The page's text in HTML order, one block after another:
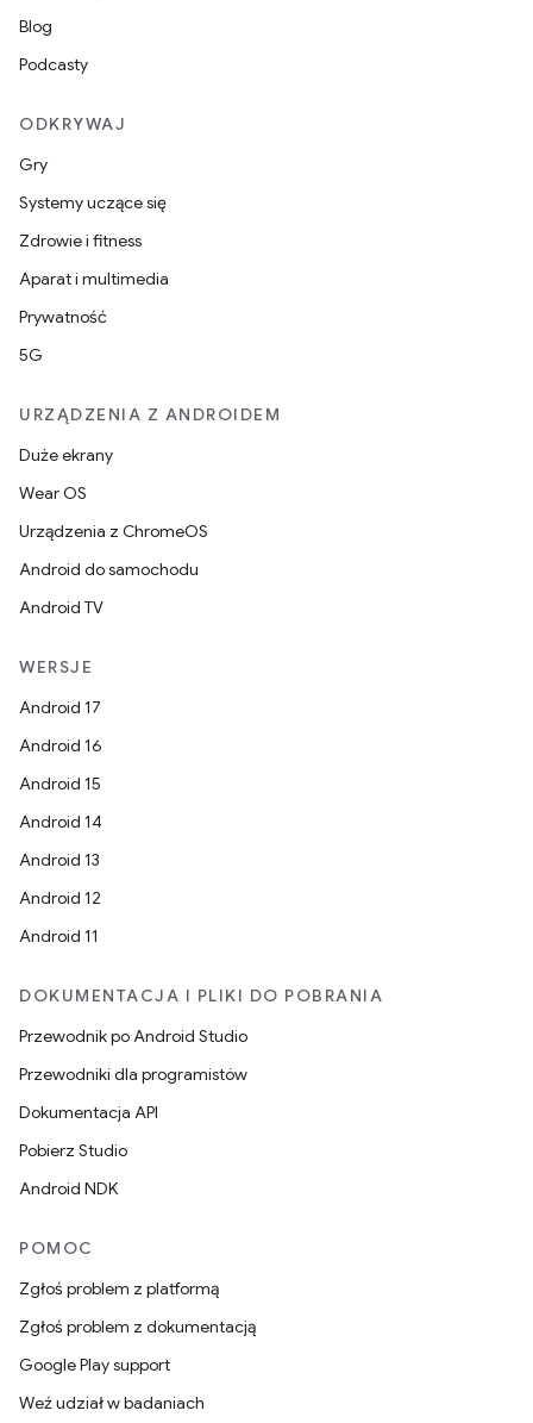
Blog
Podcasty
ODKRYWAJ
Gry
Systemy uczące się
Zdrowie i fitness
Aparat i multimedia
Prywatność
5G
URZĄDZENIA Z ANDROIDEM
Duże ekrany
Wear OS
Urządzenia z ChromeOS
Android do samochodu
Android TV
WERSJE
Android 17
Android 16
Android 15
Android 14
Android 13
Android 12
Android 11
DOKUMENTACJA I PLIKI DO POBRANIA
Przewodnik po Android Studio
Przewodniki dla programistów
Dokumentacja API
Pobierz Studio
Android NDK
POMOC
Zgłoś problem z platformą
Zgłoś problem z dokumentacją
Google Play support
Weź udział w badaniach